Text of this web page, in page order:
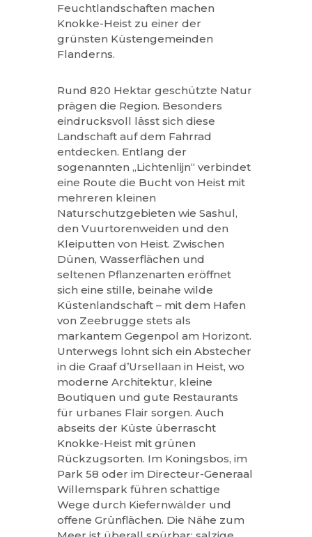
Feuchtlandschaften machen
Knokke-Heist zu einer der
grünsten Küstengemeinden
Flanderns.
Rund 820 Hektar geschützte Natur
prägen die Region. Besonders
eindrucksvoll lässt sich diese
Landschaft auf dem Fahrrad
entdecken. Entlang der
sogenannten „Lichtenlijn“ verbindet
eine Route die Bucht von Heist mit
mehreren kleinen
Naturschutzgebieten wie Sashul,
den Vuurtorenweiden und den
Kleiputten von Heist. Zwischen
Dünen, Wasserflächen und
seltenen Pflanzenarten eröffnet
sich eine stille, beinahe wilde
Küstenlandschaft – mit dem Hafen
von Zeebrugge stets als
markantem Gegenpol am Horizont.
Unterwegs lohnt sich ein Abstecher
in die Graaf d’Ursellaan in Heist, wo
moderne Architektur, kleine
Boutiquen und gute Restaurants
für urbanes Flair sorgen. Auch
abseits der Küste überrascht
Knokke-Heist mit grünen
Rückzugsorten. Im Koningsbos, im
Park 58 oder im Directeur-Generaal
Willemspark führen schattige
Wege durch Kiefernwälder und
offene Grünflächen. Die Nähe zum